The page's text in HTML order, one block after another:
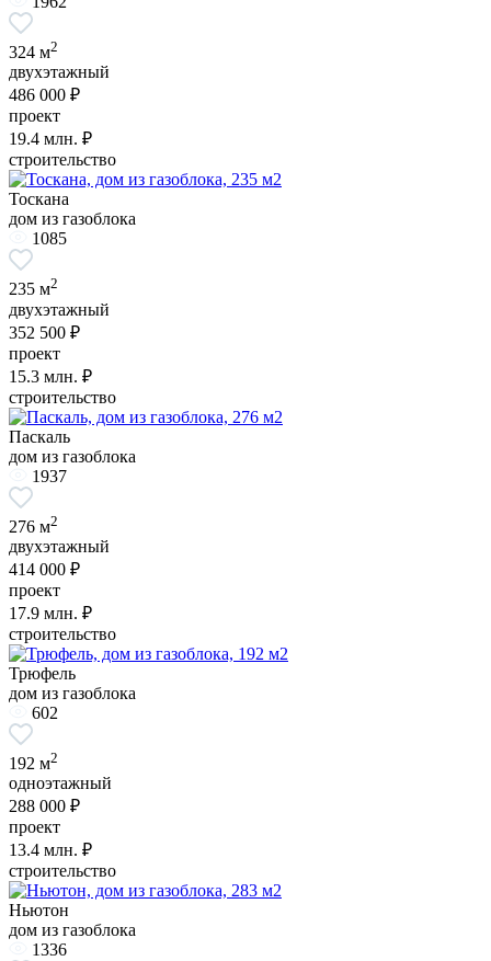
324 м2
двухэтажный
486 000 ₽
проект
19.4 млн. ₽
строительство
Тоскана
дом из газоблока
1085
235 м2
двухэтажный
352 500 ₽
проект
15.3 млн. ₽
строительство
Паскаль
дом из газоблока
1937
276 м2
двухэтажный
414 000 ₽
проект
17.9 млн. ₽
строительство
Трюфель
дом из газоблока
602
192 м2
одноэтажный
288 000 ₽
проект
13.4 млн. ₽
строительство
Ньютон
дом из газоблока
1336